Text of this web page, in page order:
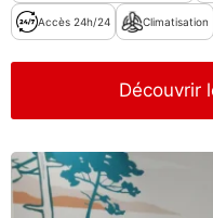
Accès 24h/24 Climatisation
Découvrir